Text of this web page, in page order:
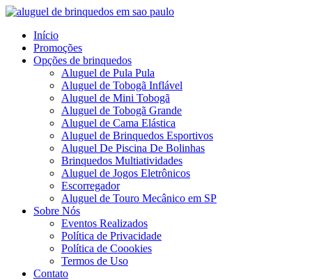
Pular
conteúdo
Início
Promoções
Opções de brinquedos
Aluguel de Pula Pula
Aluguel de Tobogã Inflável
Aluguel de Mini Tobogã
Aluguel de Tobogã Grande
Aluguel de Cama Elástica
Aluguel de Brinquedos Esportivos
Aluguel De Piscina De Bolinhas
Brinquedos Multiatividades
Aluguel de Jogos Eletrônicos
Escorregador
Aluguel de Touro Mecânico em SP
Sobre Nós
Eventos Realizados
Política de Privacidade
Política de Coookies
Termos de Uso
Contato